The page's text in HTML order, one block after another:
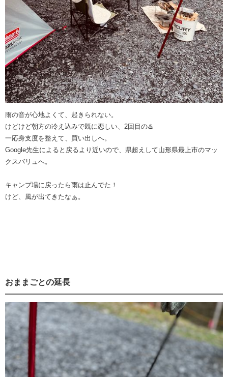
雨の音が心地よくて、起きられない。
けどけど朝方の冷え込みで既に恋しい、2回目の♨️
一応身支度を整えて、買い出しへ。
Google先生によると戻るより近いので、県超えして山形県最上市のマッ
クスバリュへ。
キャンプ場に戻ったら雨は止んでた！
けど、風が出てきたなぁ。
おままごとの延長